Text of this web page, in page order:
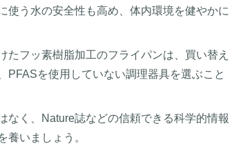
使う水の安全性も高め、体内環境を健やかに
たフッ素樹脂加工のフライパンは、買い替え
PFASを使用していない調理器具を選ぶこと
なく、Nature誌などの信頼できる科学的情報
養いましょう。